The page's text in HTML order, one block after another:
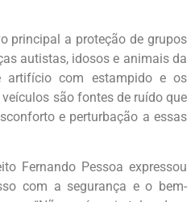
principal a proteção de grupos
autistas, idosos e animais da
artifício com estampido e os
são fontes de ruído que
e perturbação a essas
Fernando Pessoa expressou
com a segurança e o bem-